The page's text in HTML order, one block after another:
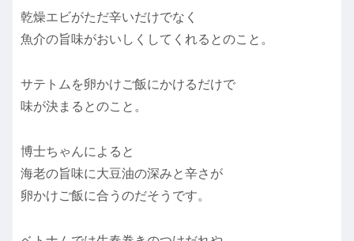
乾燥エビがただ辛いだけでなく
魚介の旨味がおいしくしてくれるとのこと。
サテトムを卵かけご飯にかけるだけで
味が決まるとのこと。
博士ちゃんによると
海老の旨味に大豆油の深みと辛さが
卵かけご飯に合うのだそうです。